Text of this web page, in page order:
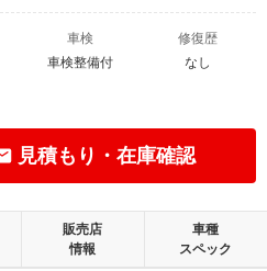
車検
車検整備付
修復歴
なし
見積もり・在庫確認
販売店
情報
車種
スペック